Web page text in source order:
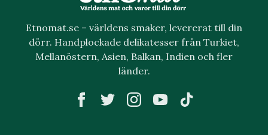
Etnomat.se – världens smaker, levererat till din
dörr. Handplockade delikatesser från Turkiet,
Mellanöstern, Asien, Balkan, Indien och fler
länder.